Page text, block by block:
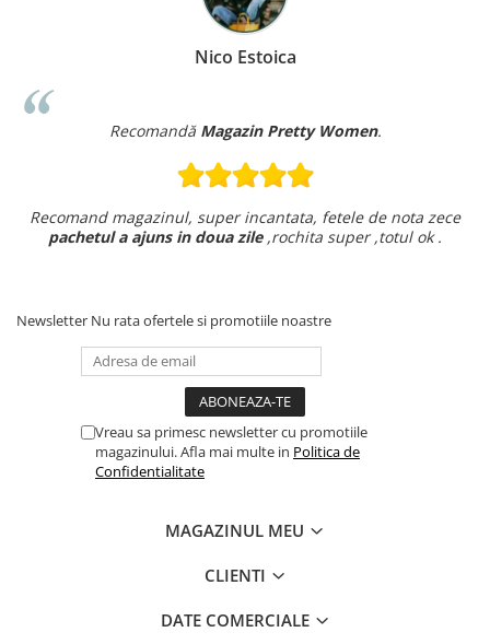
Nico Estoica
Recomandă Magazin Pretty Women.
Recomand magazinul, super incantata, fetele de nota zece
pachetul a ajuns in doua zile,rochita super ,totul ok .
Newsletter Nu rata ofertele si promotiile noastre
Vreau sa primesc newsletter cu promotiile
magazinului. Afla mai multe in Politica de
Confidentialitate
MAGAZINUL MEU
CLIENTI
DATE COMERCIALE